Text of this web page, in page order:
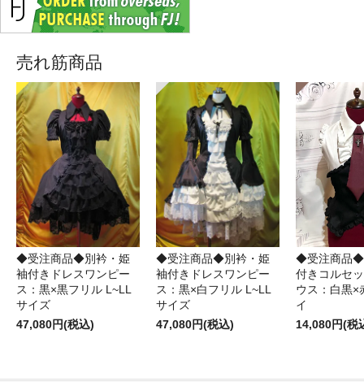
売れ筋商品
◆受注商品◆別衿・姫
袖付きドレスワンピー
ス：黒×黒フリル L~LL
サイズ
47,080円(税込)
◆受注商品◆別衿・姫
袖付きドレスワンピー
ス：黒×白フリル L~LL
サイズ
47,080円(税込)
◆受注商品◆
付きコルセ
ウス：白黒×
イ
14,080円(税